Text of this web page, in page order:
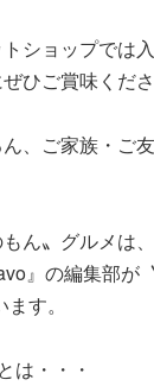
ショップでは
ひご賞味くださ
、ご家族・ご
ん〟グルメは
』の編集部が
す。
は・・・